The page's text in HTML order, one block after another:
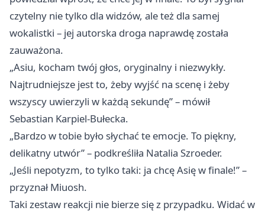
czytelny nie tylko dla widzów, ale też dla samej
wokalistki – jej autorska droga naprawdę została
zauważona.
„Asiu, kocham twój głos, oryginalny i niezwykły.
Najtrudniejsze jest to, żeby wyjść na scenę i żeby
wszyscy uwierzyli w każdą sekundę” – mówił
Sebastian Karpiel-Bułecka.
„Bardzo w tobie było słychać te emocje. To piękny,
delikatny utwór” – podkreśliła Natalia Szroeder.
„Jeśli nepotyzm, to tylko taki: ja chcę Asię w finale!” –
przyznał Miuosh.
Taki zestaw reakcji nie bierze się z przypadku. Widać w